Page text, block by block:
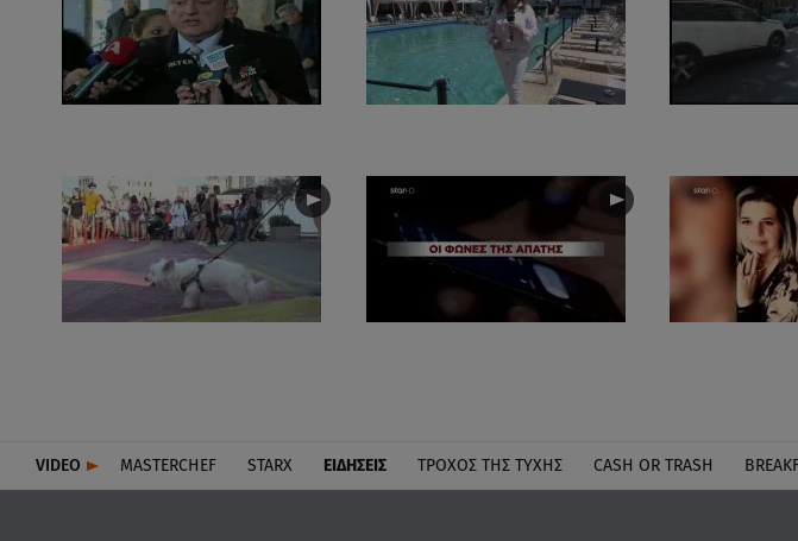
VIDEO MASTERCHEF STARX ΕΙΔΉΣΕΙΣ ΤΡΟΧΌΣ ΤΗΣ ΤΎΧΗΣ CASH OR TRASH